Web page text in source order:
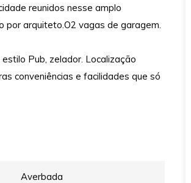
reunidos nesse amplo
por arquiteto.O2 vagas de garagem.
Pub, zelador. Localização
conveniências e facilidades que só
Averbada